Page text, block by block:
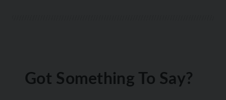
Got Something To Say?